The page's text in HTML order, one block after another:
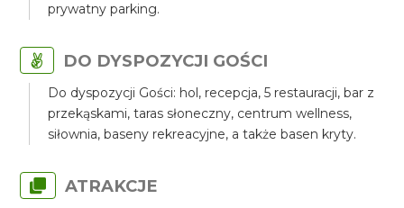
prywatny parking.
DO DYSPOZYCJI GOŚCI
Do dyspozycji Gości: hol, recepcja, 5 restauracji, bar z
przekąskami, taras słoneczny, centrum wellness,
siłownia, baseny rekreacyjne, a także basen kryty.
ATRAKCJE